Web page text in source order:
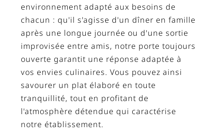
environnement adapté aux besoins de
chacun : qu'il s'agisse d'un dîner en famille
après une longue journée ou d'une sortie
improvisée entre amis, notre porte toujours
ouverte garantit une réponse adaptée à
vos envies culinaires. Vous pouvez ainsi
savourer un plat élaboré en toute
tranquillité, tout en profitant de
l'atmosphère détendue qui caractérise
notre établissement.